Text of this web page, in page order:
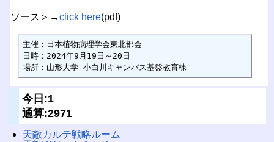
ソース＞→click here(pdf)
主催：日本植物病理学会東北部会
日時：2024年9月19日～20日
場所：山形大学 小白川キャンパス基盤教育棟
今日:1
通算:2971
天敵カルテ戦略ルーム